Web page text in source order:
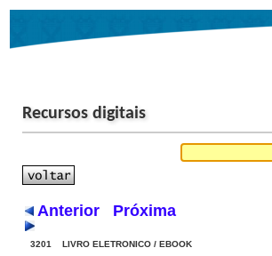
Recursos digitais
Anterior Próxima
3201 LIVRO ELETRONICO / EBOOK